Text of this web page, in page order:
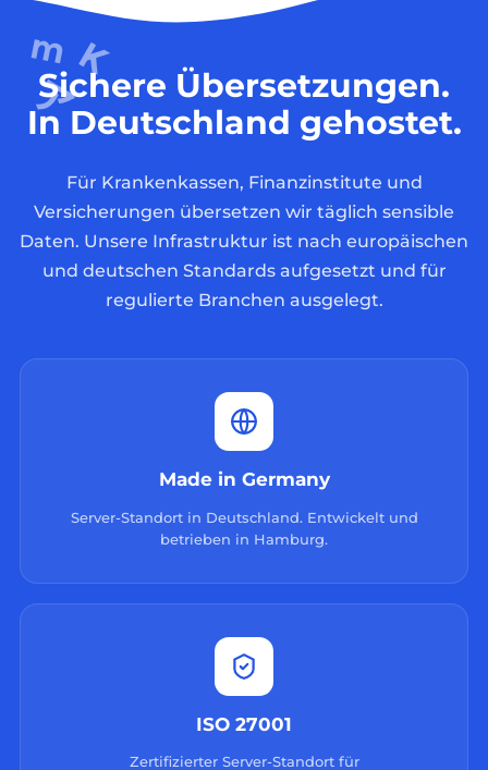
Sichere Übersetzungen.
In Deutschland gehostet.
Für Krankenkassen, Finanzinstitute und
Versicherungen übersetzen wir täglich sensible
Daten. Unsere Infrastruktur ist nach europäischen
und deutschen Standards aufgesetzt und für
regulierte Branchen ausgelegt.
Made in Germany
Server-Standort in Deutschland. Entwickelt und
betrieben in Hamburg.
ISO 27001
Zertifizierter Server-Standort für